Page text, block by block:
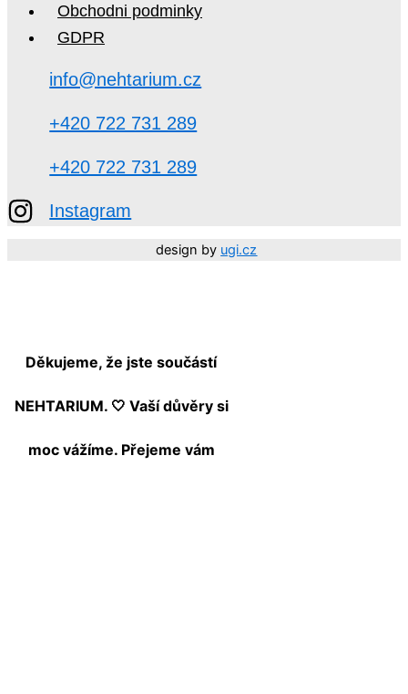
Obchodni podminky
GDPR
info@nehtarium.cz
+420 722 731 289
+420 722 731 289
Instagram
design by ugi.cz
Děkujeme, že jste součástí
NEHTARIUM. 🤍 Vaší důvěry si
moc vážíme. Přejeme vám